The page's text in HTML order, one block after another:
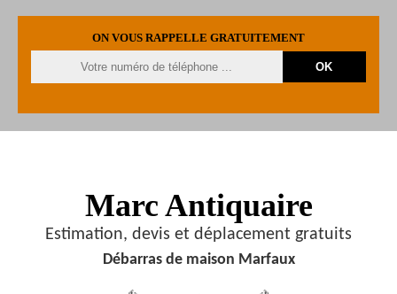
ON VOUS RAPPELLE GRATUITEMENT
Marc Antiquaire
Estimation, devis et déplacement gratuits
Débarras de maison Marfaux